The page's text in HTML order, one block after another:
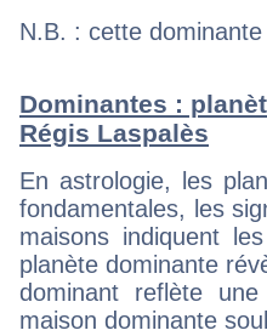
N.B. : cette
Dominantes :
Régis Laspalès
En astrologie, les
fondamentales, les
maisons indiquent
planète dominante
dominant reflète
maison dominante